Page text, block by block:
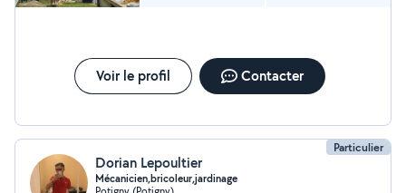
Voir le profil Contacter
Particulier
Dorian Lepoultier
Mécanicien,bricoleur,jardinage